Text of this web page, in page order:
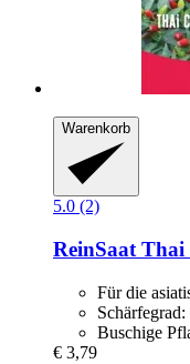
Warenkorb
5.0 (2)
ReinSaat Thai
Für die
Schärfegrad:
Buschige
€ 3,79